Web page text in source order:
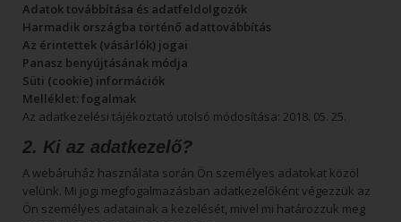
Adatok továbbítása és adatfeldolgozók
Harmadik országba történő adattovábbítás
Az érintettek (vásárlók) jogai
Panasz benyújtásának módja
Süti (cookie) információk
Melléklet: fogalmak
Az adatkezelési tájékoztató utolsó módosítása: 2018. 05. 25.
2. Ki az adatkezelő?
A webáruház használata során Ön személyes adatokat közöl
velünk. Mi jogi megfogalmazásban adatkezelőként végezzük az
Ön személyes adatainak a kezelését, mivel mi határozzuk meg